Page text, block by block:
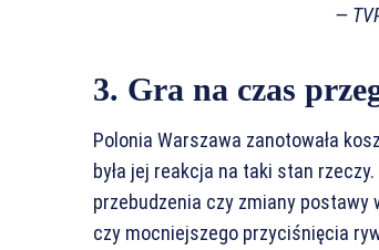
—
3. Gra na czas
Polonia Warszawa zanotowała
była jej reakcja na taki stan
przebudzenia czy zmiany postawy
czy mocniejszego przyciśnięcia